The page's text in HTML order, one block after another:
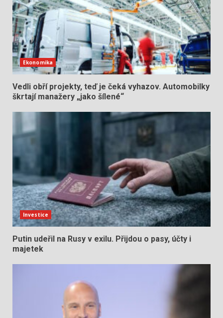
Ekonomika
Vedli obří projekty, teď je čeká vyhazov. Automobilky
škrtají manažery „jako šílené“
Investice
Putin udeřil na Rusy v exilu. Přijdou o pasy, účty i
majetek